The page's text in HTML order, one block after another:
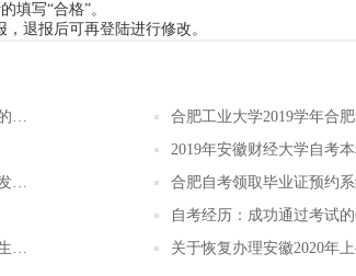
填写“合格”。
退报后可再登陆进行修改。
安徽师范大学自考本科毕业生申请学士学位的通知
2019年申请安徽师范大学自考学士学位证书发放情况的通知
合肥自考领取毕业证预约
自考经历：成功通过考试
关于2020年合肥工业大学春季成人本科毕业生学士学位申请的通知